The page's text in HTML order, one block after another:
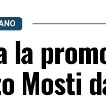
la
Mosti